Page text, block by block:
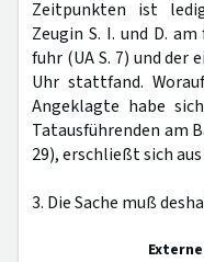
Zeitpunkten ist
Zeugin S. I. und D.
fuhr (UA S. 7) und der
Uhr stattfand.
Angeklagte habe
Tatausführenden am
29), erschließt sich
3. Die Sache muß